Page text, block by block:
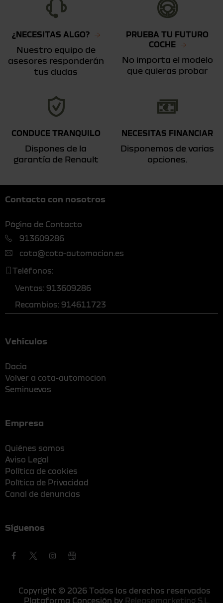
¿NECESITAS ALGO?
Nuestro equipo de
asesores responderán
tus dudas
PRUEBA TU FUTURO
COCHE
No importa el modelo
que quieras probar
CONDUCE TRANQUILO
Dispones de la
garantía de Renault
NECESITAS FINANCIAR
Disponemos de varias
opciones.
Contacta con nosotros
Página de Contacto
913609286
cota@cota-automocion.es
Teléfonos:
Ventas: 913609286
Recambios: 914611723
Vehículos
Dacia
Volver a cota-automocion
Seminuevos
Empresa
Quiénes somos
Aviso Legal
Política de cookies
Política de Privacidad
Canal de denuncias
Síguenos
Copyright © 2026 Todos los derechos reservados
Plataforma Concesión by Releasemarketing S.L.